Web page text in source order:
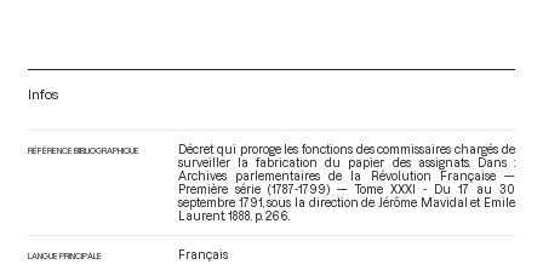
Infos
RÉFÉRENCE BIBLIOGRAPHIQUE
Décret qui proroge les fonctions des commissaires chargés de
surveiller la fabrication du papier des assignats. Dans :
Archives parlementaires de la Révolution Française —
Première série (1787-1799) — Tome XXXI - Du 17 au 30
septembre 1791 , sous la direction de Jérôme Mavidal et Emile
Laurent. 1888. p. 266.
LANGUE PRINCIPALE Français